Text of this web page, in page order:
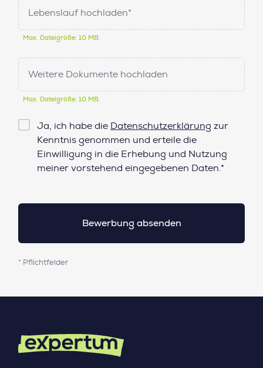
Lebenslauf hochladen*
Max. Dateigröße: 10 MB.
Weitere Dokumente hochladen
Max. Dateigröße: 10 MB.
Checkbox
Datenschutz*
Ja, ich habe die Datenschutzerklärung zur
Kenntnis genommen und erteile die
Einwilligung in die Erhebung und Nutzung
meiner vorstehend eingegebenen Daten.*
* Pflichtfelder